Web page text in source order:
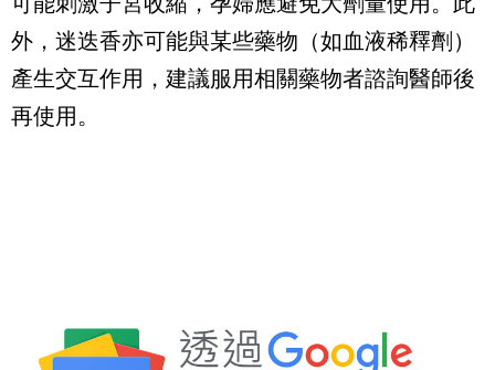
外，迷迭香亦可能與某些藥物（如血液稀釋劑）
產生交互作用，建議服用相關藥物者諮詢醫師後
再使用。